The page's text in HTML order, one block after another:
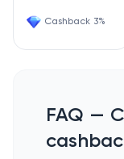
Cashback 3%
FAQ —